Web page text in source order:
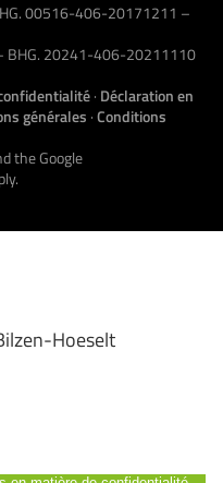
Hoeselt
00516-406-20171211 –
BHG. 20241-406-20211110
· Déclaration en
générales ·Conditions
the Google